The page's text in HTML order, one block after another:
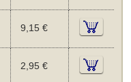
9,15 €
2,95 €